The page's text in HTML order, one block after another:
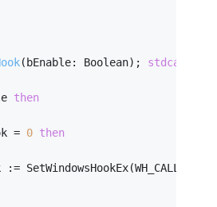
(bEnable: Boolean) ; stdcall
then
= 0 then
:=